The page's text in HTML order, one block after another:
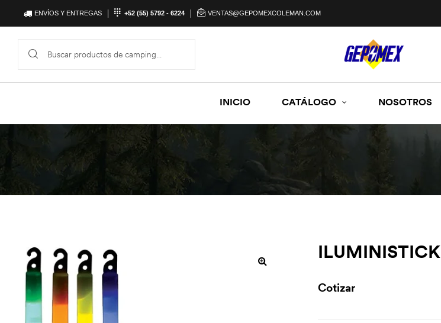
ENVÍOS Y ENTREGAS +52 (55) 5792 - 6224 VENTAS@GEPOMEXCOLEMAN.COM
INICIO CATÁLOGO NOSOTROS
ILUMINISTICK
Cotizar